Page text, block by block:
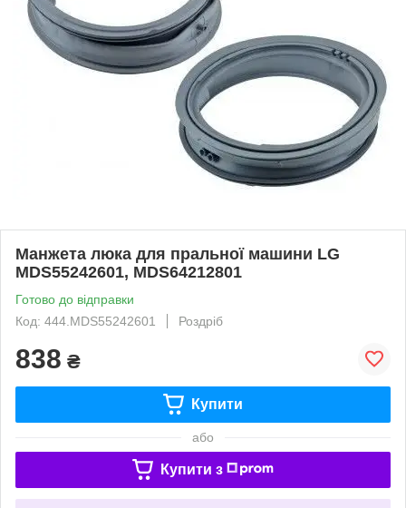
Манжета люка для пральної машини LG
MDS55242601, MDS64212801
Готово до відправки
Код: 444.MDS55242601
Роздріб
838 ₴
Купити
або
Купити з